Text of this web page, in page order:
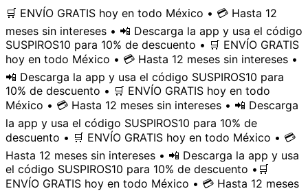
🛒 ENVÍO GRATIS hoy en todo México • 💳 Hasta 12
meses sin intereses • 📲 Descarga la app y usa el código
SUSPIROS10 para 10% de descuento • 🛒 ENVÍO GRATIS
hoy en todo México • 💳 Hasta 12 meses sin intereses •
📲 Descarga la app y usa el código SUSPIROS10 para
10% de descuento • 🛒 ENVÍO GRATIS hoy en todo
México • 💳 Hasta 12 meses sin intereses • 📲 Descarga
la app y usa el código SUSPIROS10 para 10% de
descuento • 🛒 ENVÍO GRATIS hoy en todo México • 💳
Hasta 12 meses sin intereses • 📲 Descarga la app y usa
el código SUSPIROS10 para 10% de descuento • 🛒
ENVÍO GRATIS hoy en todo México • 💳 Hasta 12 meses